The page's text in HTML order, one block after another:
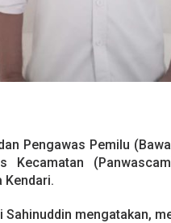
Pengawas Pemilu
Kecamatan
Kendari.
Sahinuddin mengatakan,
Di